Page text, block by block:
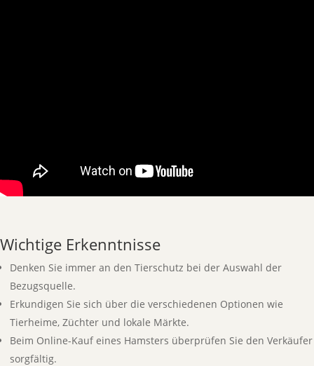
Wichtige Erkenntnisse
Denken Sie immer an den Tierschutz bei der Auswahl der
Bezugsquelle.
Erkundigen Sie sich über die verschiedenen Optionen wie
Tierheime, Züchter und lokale Märkte.
Beim Online-Kauf eines Hamsters überprüfen Sie den Verkäufer
sorgfältig.